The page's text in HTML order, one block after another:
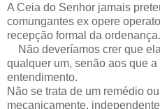
A Ceia do Senhor jamais
comungantes ex opere
recepção formal da ordenança.
Não deveríamos crer que
qualquer um, senão aos que
entendimento.
Não se trata de um remédio
mecanicamente,